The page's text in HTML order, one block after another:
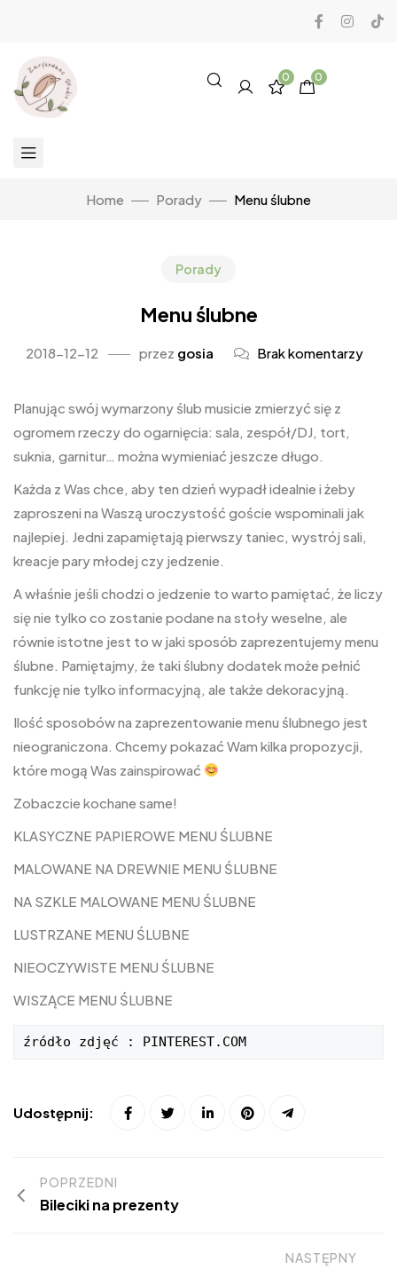
0 0
Home Porady Menu ślubne
Porady
Menu ślubne
2018-12-12 przez gosia Brak komentarzy
Planując swój wymarzony ślub musicie zmierzyć się z
ogromem rzeczy do ogarnięcia: sala, zespół/DJ, tort,
suknia, garnitur… można wymieniać jeszcze długo.
Każda z Was chce, aby ten dzień wypadł idealnie i żeby
zaproszeni na Waszą uroczystość goście wspominali jak
najlepiej. Jedni zapamiętają pierwszy taniec, wystrój sali,
kreacje pary młodej czy jedzenie.
A właśnie jeśli chodzi o jedzenie to warto pamiętać, że liczy
się nie tylko co zostanie podane na stoły weselne, ale
równie istotne jest to w jaki sposób zaprezentujemy menu
ślubne. Pamiętajmy, że taki ślubny dodatek może pełnić
funkcję nie tylko informacyjną, ale także dekoracyjną.
Ilość sposobów na zaprezentowanie menu ślubnego jest
nieograniczona. Chcemy pokazać Wam kilka propozycji,
które mogą Was zainspirować
Zobaczcie kochane same!
KLASYCZNE PAPIEROWE MENU ŚLUBNE
MALOWANE NA DREWNIE MENU ŚLUBNE
NA SZKLE MALOWANE MENU ŚLUBNE
LUSTRZANE MENU ŚLUBNE
NIEOCZYWISTE MENU ŚLUBNE
WISZĄCE MENU ŚLUBNE
źródło zdjęć : PINTEREST.COM
Udostępnij:
POPRZEDNI
Bileciki na prezenty
NASTĘPNY